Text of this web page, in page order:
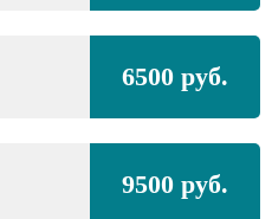
6500 руб.
9500 руб.